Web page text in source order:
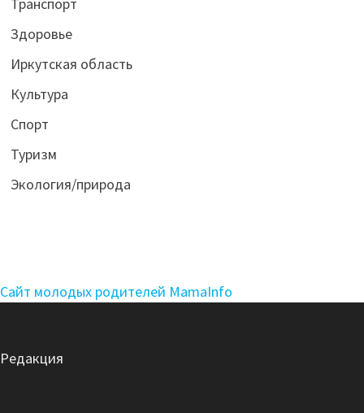
Здоровье
Иркутская область
Культура
Спорт
Туризм
Экология/природа
Сайт молодых родителей MamaInfo
Редакция